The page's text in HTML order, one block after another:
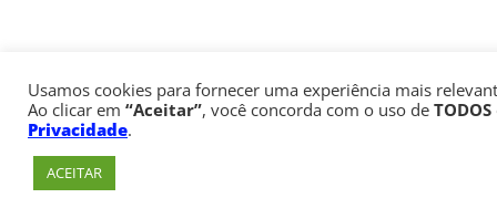
Usamos cookies para fornecer uma experiência mais
Ao clicar em “Aceitar”, você concorda com o uso de TODOS
Privacidade.
ACEITAR